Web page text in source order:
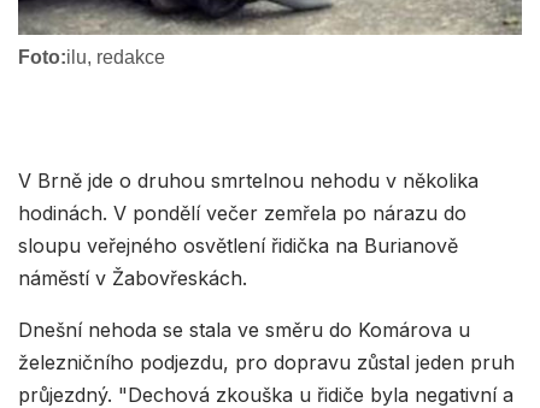
Foto:ilu, redakce
V Brně jde o druhou smrtelnou nehodu v několika
hodinách. V pondělí večer zemřela po nárazu do
sloupu veřejného osvětlení řidička na Burianově
náměstí v Žabovřeskách.
Dnešní nehoda se stala ve směru do Komárova u
železničního podjezdu, pro dopravu zůstal jeden pruh
průjezdný. "Dechová zkouška u řidiče byla negativní a